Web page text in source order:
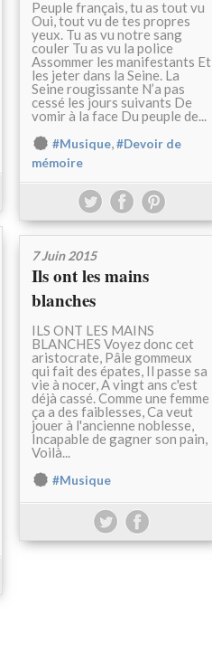
Peuple français, tu as tout vu
Oui, tout vu de tes propres
yeux. Tu as vu notre sang
couler Tu as vu la police
Assommer les manifestants Et
les jeter dans la Seine. La
Seine rougissante N’a pas
cessé les jours suivants De
vomir à la face Du peuple de...
#Musique,#Devoir de
mémoire
7 Juin 2015
Ils ont les mains
blanches
ILS ONT LES MAINS
BLANCHES Voyez donc cet
aristocrate, Pâle gommeux
qui fait des épates, Il passe sa
vie à nocer, A vingt ans c'est
déjà cassé. Comme une femme
ça a des faiblesses, Ca veut
jouer à l'ancienne noblesse,
Incapable de gagner son pain,
Voilà...
#Musique